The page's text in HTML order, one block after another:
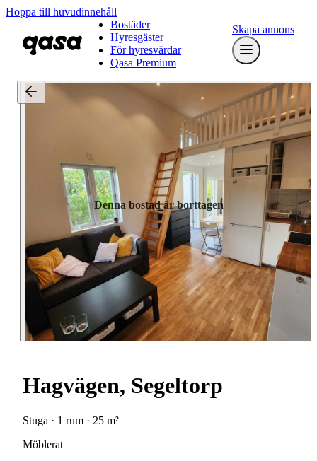
Hoppa till huvudinnehåll
Bostäder
Hyresgäster
För hyresvärdar
Qasa Premium
Skapa annons
Denna bostad är borttagen
Hagvägen, Segeltorp
Stuga · 1 rum · 25 m²
Möblerat